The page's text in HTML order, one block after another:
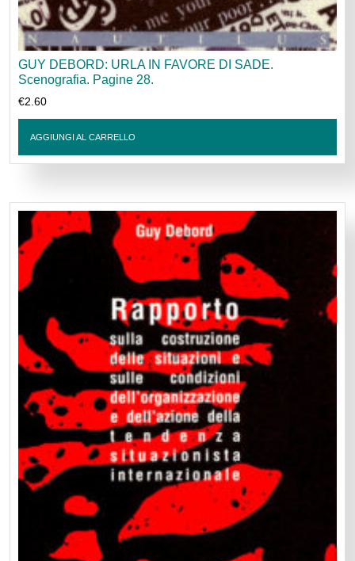
GUY DEBORD: URLA IN FAVORE DI SADE.
Scenografia. Pagine 28.
€2.60
AGGIUNGI AL CARRELLO